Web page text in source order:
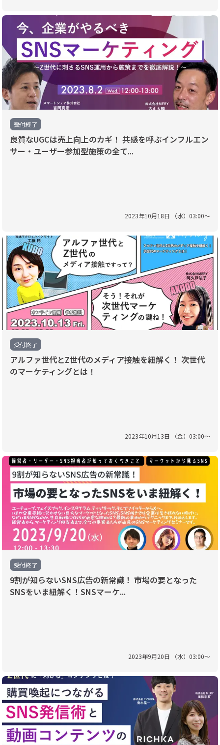
受付終了
良質なUGCは売上向上のカギ！ 共感を呼ぶインフルエン
サー・ユーザー参加型施策の全て...
2023年10月18日 （水） 03:00〜
受付終了
アルファ世代とZ世代のメディア接触を紐解く！ 次世代
のマーケティングとは！
2023年10月13日 （金） 03:00〜
受付終了
9割が知らないSNS広告の新常識！ 市場の要となった
SNSをいま紐解く！SNSマーケ...
2023年9月20日 （水） 03:00〜